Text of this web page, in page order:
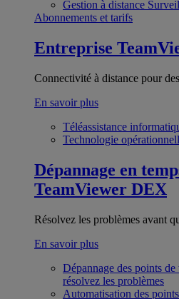
Gestion à distance
Abonnements et tarifs
Entreprise
Connectivité à distance pour
En savoir plus
Téléassistance
Technologie
Dépannage en
TeamViewer DEX
Résolvez les problèmes avant
En savoir plus
Dépannage des points de
résolvez les problèmes
Automatisation des